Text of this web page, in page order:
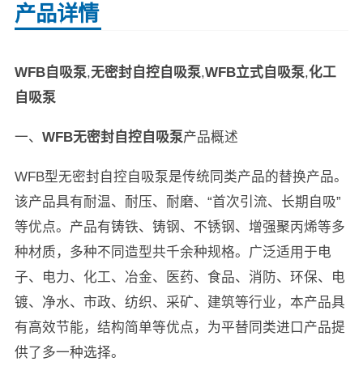
产品详情
WFB自吸泵,无密封自控自吸泵,WFB立式自吸泵,化工
自吸泵
一、 WFB无密封自控自吸泵产品概述
WFB型无密封自控自吸泵是传统同类产品的替换产品。
该产品具有耐温、耐压、耐磨、“首次引流、长期自吸”
等优点。产品有铸铁、铸钢、不锈钢、增强聚丙烯等多
种材质，多种不同造型共千余种规格。广泛适用于电
子、电力、化工、冶金、医药、食品、消防、环保、电
镀、净水、市政、纺织、采矿、建筑等行业，本产品具
有高效节能，结构简单等优点，为平替同类进口产品提
供了多一种选择。